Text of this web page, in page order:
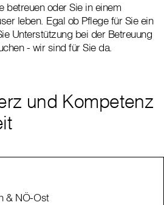
betreuen oder Sie in einem
leben. Egal ob Pflege für Sie ein
Unterstützung bei der Betreuung
- wir sind für Sie da.
und Kompetenz
& NÖ-Ost